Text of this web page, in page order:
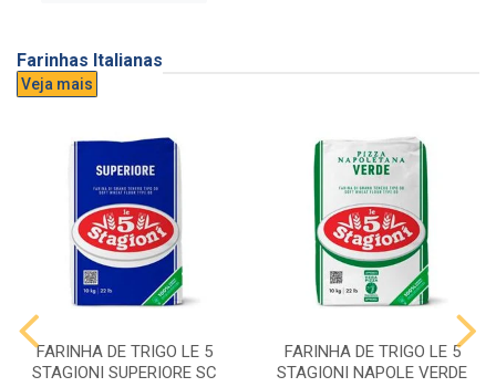
Farinhas Italianas
Veja mais
FARINHA DE TRIGO LE 5
STAGIONI SUPERIORE SC
FARINHA DE TRIGO LE 5
STAGIONI NAPOLE VERDE